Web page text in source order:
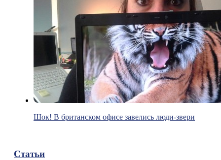
Шок! В британском офисе завелись люди-звери
Статьи